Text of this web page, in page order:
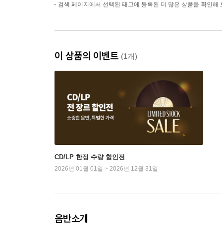
검색 페이지에서 선택된 태그에 등록된 더 많은 상품을 확인해
이 상품의 이벤트 (1개)
CD/LP 한정 수량 할인전
2026년 01월 01일 ~ 2026년 12월 31일
음반소개